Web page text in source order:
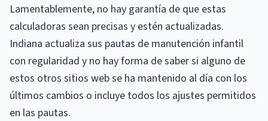
Lamentablemente, no hay garantía de que estas
calculadoras sean precisas y estén actualizadas.
Indiana actualiza sus pautas de manutención infantil
con regularidad y no hay forma de saber si alguno de
estos otros sitios web se ha mantenido al día con los
últimos cambios o incluye todos los ajustes permitidos
en las pautas.